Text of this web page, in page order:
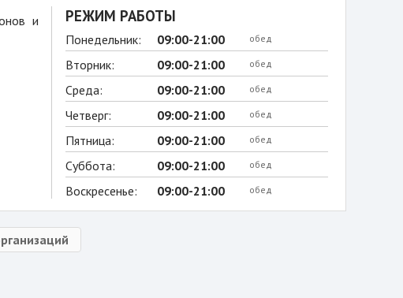
и
РЕЖИМ РАБОТЫ
Понедельник: 09:00-21:00 обед
Вторник: 09:00-21:00 обед
Среда: 09:00-21:00 обед
Четверг: 09:00-21:00 обед
Пятница: 09:00-21:00 обед
Суббота: 09:00-21:00 обед
Воскресенье: 09:00-21:00 обед